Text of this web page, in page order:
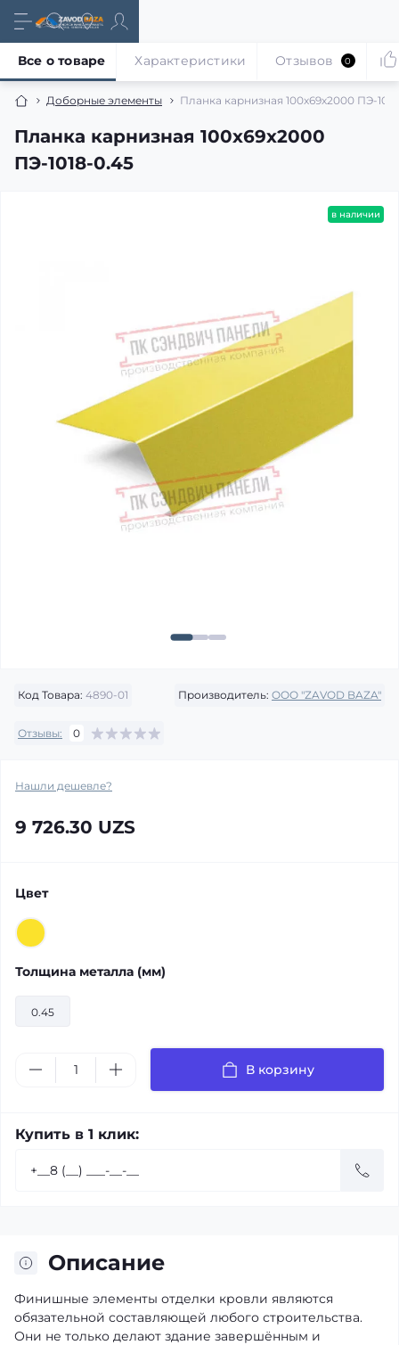
Доборные элементы Планка карнизная 100х69х2000 ПЭ-
Планка карнизная 100х69х2000
ПЭ-1018-0.45
Все о товаре Характеристики Отзывов 0
в наличии
Код Товара: 4890-01 Производитель: OOO "ZAVOD BAZA"
Отзывы: 0
Нашли дешевле?
9 726.30 UZS
Цвет
Толщина металла (мм)
0.45
В корзину
Купить в 1 клик:
Описание
Финишные элементы отделки кровли являются
обязательной составляющей любого строительства.
Они не только делают здание завершённым и